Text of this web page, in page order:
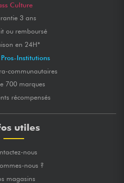
Culture
3 ans
ou remboursé
en 24H*
Pros-Institutions
communautaires
700 marques
récompensés
utiles
nous
nous ?
magasins